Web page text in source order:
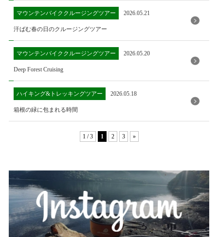
マウンテンバイククルージングツアー 2026.05.21
汗ばむ春の日のクルージングツアー
マウンテンバイククルージングツアー 2026.05.20
Deep Forest Cruising
ハイキング&トレッキングツアー 2026.05.18
箱根の緑に包まれる時間
1 / 3 1 2 3 »